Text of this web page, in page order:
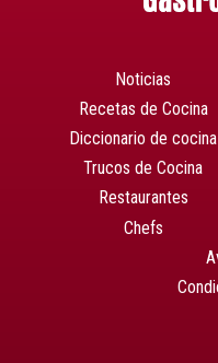
Noticias
Recetas de Cocina
Diccionario de cocina
Trucos de Cocina
Restaurantes
Chefs